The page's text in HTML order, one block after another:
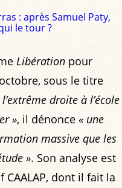
: après Samuel Paty,
le tour ?
Libération pour
sous le titre
droite à l’école
», il dénonce « une
massive que les
». Son analyse est
dont il fait la